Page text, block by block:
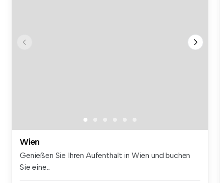
Wien
Genießen Sie Ihren Aufenthalt in Wien und buchen
Sie eine...